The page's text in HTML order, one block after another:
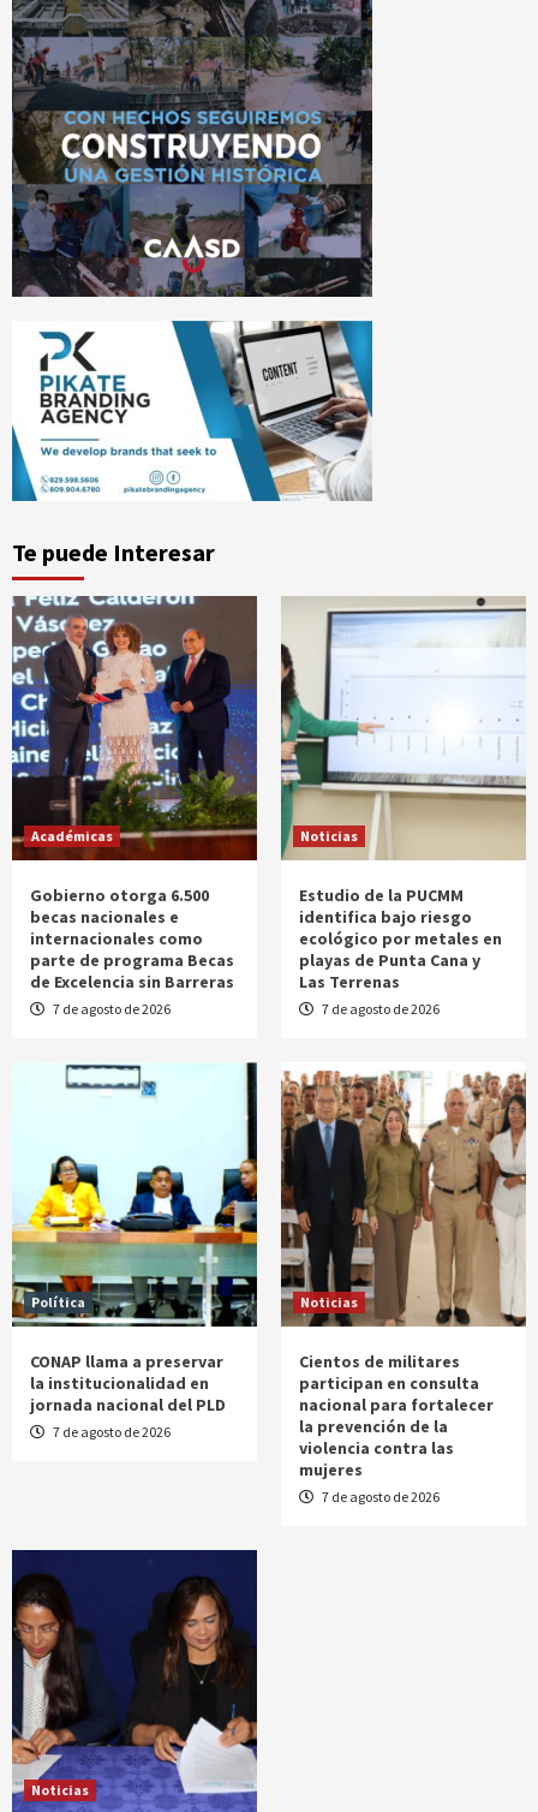
Te puede Interesar
Académicas
Gobierno otorga 6.500
becas nacionales e
internacionales como
parte de programa Becas
de Excelencia sin Barreras
7 de agosto de 2026
Noticias
Estudio de la PUCMM
identifica bajo riesgo
ecológico por metales en
playas de Punta Cana y
Las Terrenas
7 de agosto de 2026
Política
CONAP llama a preservar
la institucionalidad en
jornada nacional del PLD
7 de agosto de 2026
Noticias
Cientos de militares
participan en consulta
nacional para fortalecer
la prevención de la
violencia contra las
mujeres
7 de agosto de 2026
Noticias